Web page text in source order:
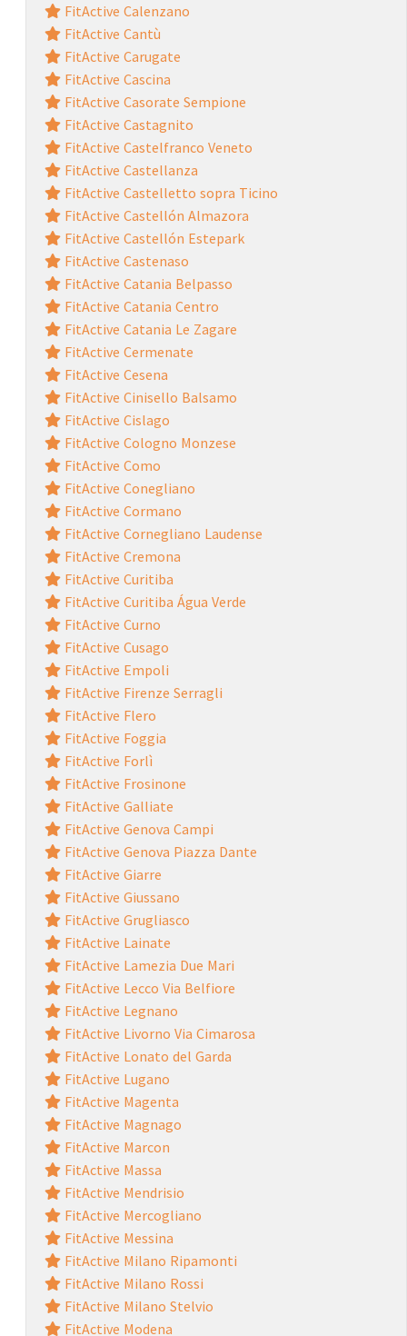
FitActive Calenzano
FitActive Cantù
FitActive Carugate
FitActive Cascina
FitActive Casorate Sempione
FitActive Castagnito
FitActive Castelfranco Veneto
FitActive Castellanza
FitActive Castelletto sopra Ticino
FitActive Castellón Almazora
FitActive Castellón Estepark
FitActive Castenaso
FitActive Catania Belpasso
FitActive Catania Centro
FitActive Catania Le Zagare
FitActive Cermenate
FitActive Cesena
FitActive Cinisello Balsamo
FitActive Cislago
FitActive Cologno Monzese
FitActive Como
FitActive Conegliano
FitActive Cormano
FitActive Cornegliano Laudense
FitActive Cremona
FitActive Curitiba
FitActive Curitiba Água Verde
FitActive Curno
FitActive Cusago
FitActive Empoli
FitActive Firenze Serragli
FitActive Flero
FitActive Foggia
FitActive Forlì
FitActive Frosinone
FitActive Galliate
FitActive Genova Campi
FitActive Genova Piazza Dante
FitActive Giarre
FitActive Giussano
FitActive Grugliasco
FitActive Lainate
FitActive Lamezia Due Mari
FitActive Lecco Via Belfiore
FitActive Legnano
FitActive Livorno Via Cimarosa
FitActive Lonato del Garda
FitActive Lugano
FitActive Magenta
FitActive Magnago
FitActive Marcon
FitActive Massa
FitActive Mendrisio
FitActive Mercogliano
FitActive Messina
FitActive Milano Ripamonti
FitActive Milano Rossi
FitActive Milano Stelvio
FitActive Modena